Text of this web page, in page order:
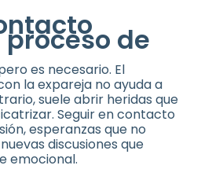
de
es necesario. El
la expareja no ayuda a
suele abrir heridas que
Seguir en contacto
esperanzas que no
discusiones que
emocional.